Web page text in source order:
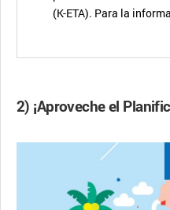
(K-ETA). Para la
2) ¡Aproveche el